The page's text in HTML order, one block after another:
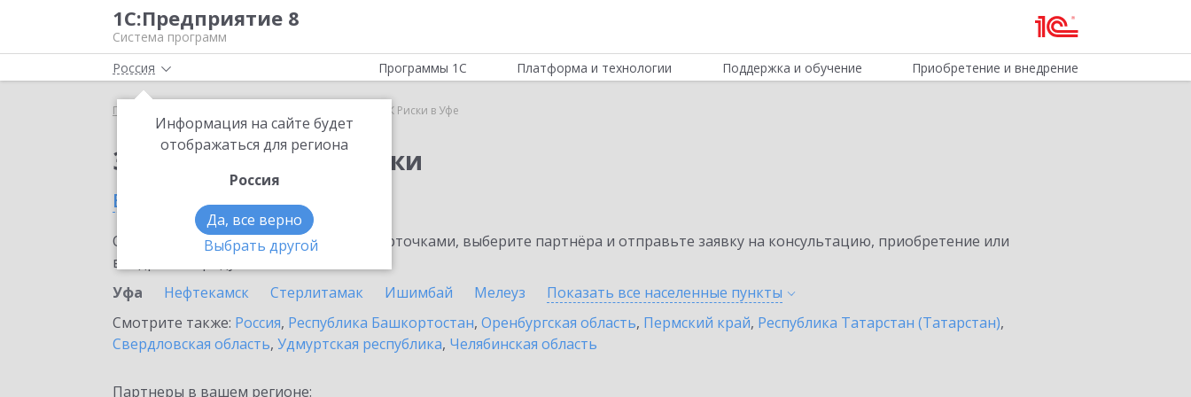
1С:Предприятие 8
Система программ
Россия
Информация на сайте будет
отображаться для региона
Россия
Да, все верно
Выбрать другой
Программы 1С Платформа и технологии Поддержка и обучение Приобретение и внедрение
Главная 1СПАРК Риски в Уфе
Заказать 1СПАРК Риски
в Уфе
Ознакомьтесь с информационными карточками, выберите партнёра и отправьте заявку на консультацию, приобретение или
внедрение продукта.
Уфа
Нефтекамск Стерлитамак Ишимбай Мелеуз Показать все населенные пункты
Смотрите также: Россия, Республика Башкортостан, Оренбургская область, Пермский край, Республика Татарстан (Татарстан),
Свердловская область, Удмуртская республика, Челябинская область
Партнеры в вашем регионе: